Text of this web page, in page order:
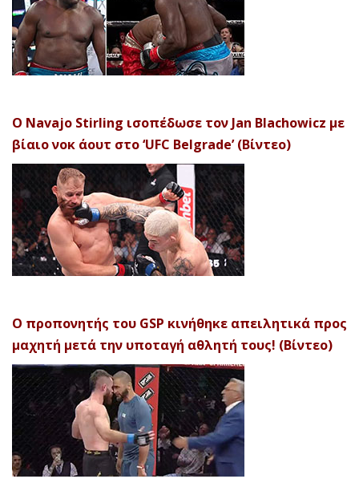
Ο Navajo Stirling ισοπέδωσε τον Jan Blachowicz με
βίαιο νοκ άουτ στο ‘UFC Belgrade’ (Βίντεο)
Ο προπονητής του GSP κινήθηκε απειλητικά προς
μαχητή μετά την υποταγή αθλητή τους! (Βίντεο)